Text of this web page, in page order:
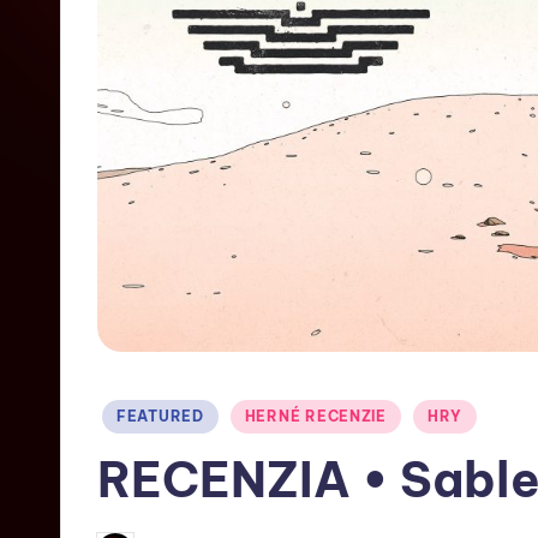
FEATURED HERNÉ RECENZIE HRY
RECENZIA •